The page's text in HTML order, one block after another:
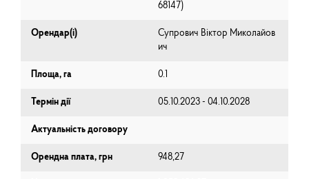
68147⁩)
Орендар(і)
Супрович Віктор Миколайов
ич
Площа, га 0.1
Термін дії 05.10.2023 - 04.10.2028
Актуальність договору
Орендна плата, грн 948,27